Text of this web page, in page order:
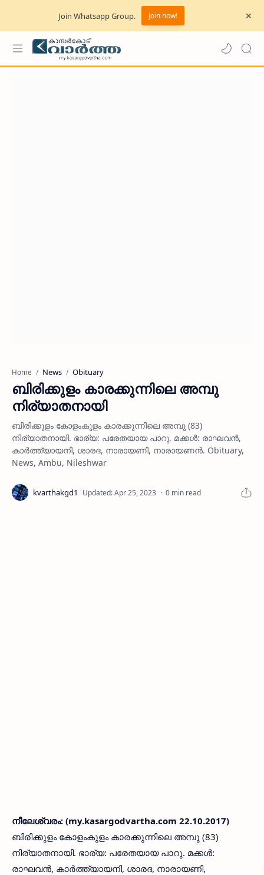
Join Whatsapp Group. Join now!
Home News Obituary
ബിരിക്കുളം കാരക്കുന്നിലെ അമ്പു
നിര്യാതനായി
ബിരിക്കുളം കോളംകുളം കാരക്കുന്നിലെ അമ്പു (83)
നിര്യാതനായി. ഭാര്യ: പരേതയായ പാറു. മക്കള്‍: രാഘവന്‍,
കാര്‍ത്ത്യായനി, ശാരദ, നാരായണി, നാരായണന്‍. Obituary,
News, Ambu, Nileshwar
0 min read
നീലേശ്വരം: (my.kasargodvartha.com 22.10.2017)
ബിരിക്കുളം കോളംകുളം കാരക്കുന്നിലെ അമ്പു (83)
നിര്യാതനായി. ഭാര്യ: പരേതയായ പാറു. മക്കള്‍:
രാഘവന്‍, കാര്‍ത്ത്യായനി, ശാരദ, നാരായണി,